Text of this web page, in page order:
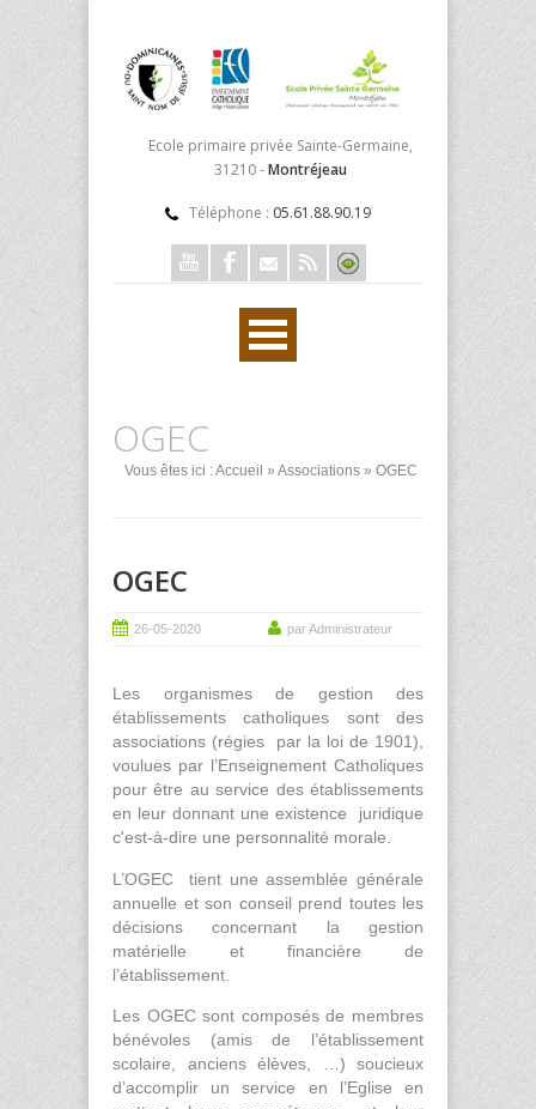
Ecole primaire privée Sainte-Germaine,
31210 -Montréjeau
Téléphone : 05.61.88.90.19
OGEC
Vous êtes ici :Accueil » Associations » OGEC
OGEC
26-05-2020 par Administrateur
Les organismes de gestion des
établissements catholiques sont des
associations (régies par la loi de 1901),
voulues par l’Enseignement Catholiques
pour être au service des établissements
en leur donnant une existence juridique
c'est-à-dire une personnalité morale.
L’OGEC
tient une assemblée générale
annuelle et son conseil prend toutes les
décisions concernant la gestion
matérielle et financière de
l’établissement.
Les OGEC sont composés de membres
bénévoles (amis de l’établissement
scolaire, anciens élèves, …) soucieux
d’accomplir un service en l’Eglise en